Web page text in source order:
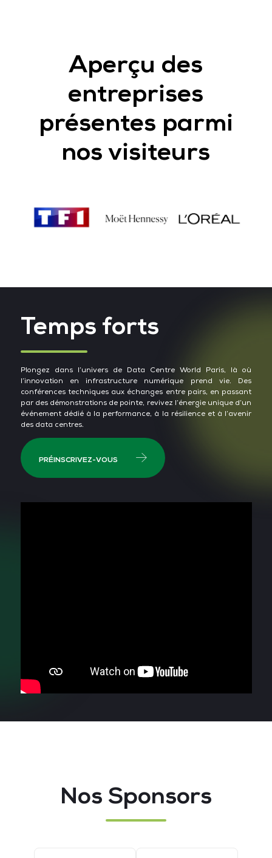
Aperçu des
entreprises
présentes parmi
nos visiteurs
Temps forts
Plongez dans l’univers de Data Centre World Paris, là où
l’innovation en infrastructure numérique prend vie. Des
conférences techniques aux échanges entre pairs, en passant
par des démonstrations de pointe, revivez l’énergie unique d’un
événement dédié à la performance, à la résilience et à l’avenir
des data centres.
PRÉINSCRIVEZ-VOUS
Nos Sponsors